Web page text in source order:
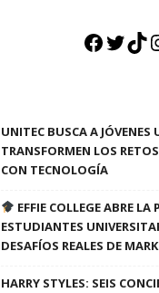
UNITEC BUSCA A JÓVENES
TRANSFORMEN LOS
CON TECNOLOGÍA
EFFIE COLLEGE ABRE LA
ESTUDIANTES
DESAFÍOS REALES DE
HARRY STYLES: SEIS